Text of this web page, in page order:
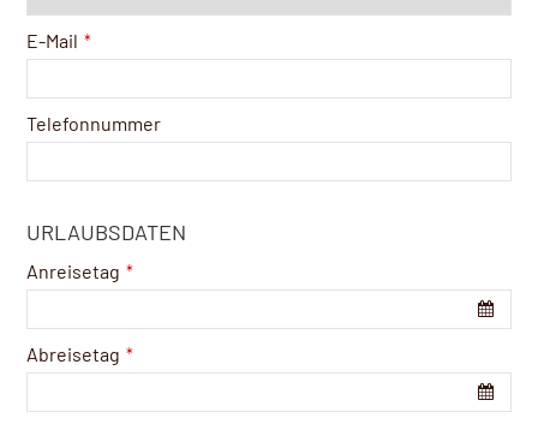
E-Mail *
Telefonnummer
URLAUBSDATEN
Anreisetag *
Abreisetag *